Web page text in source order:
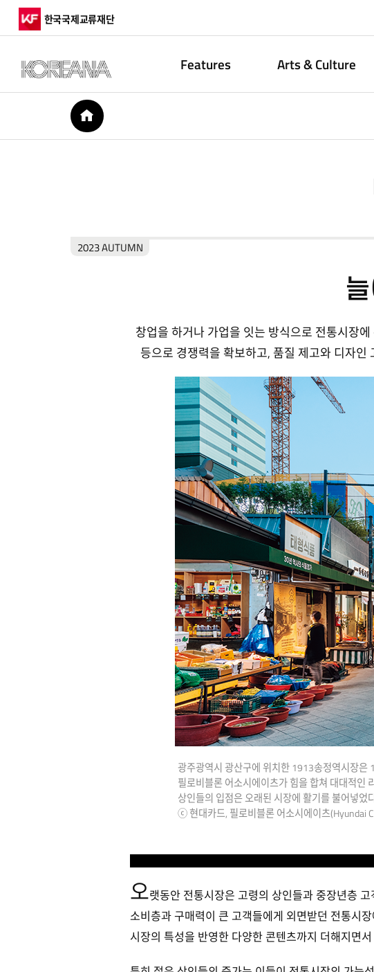
한국국제교류재단
Features Arts & Culture
HOME
2023 AUTUMN
창업을 하거나 가업을 잇는 방식으로 전통시장
등으로 경쟁력을 확보하고, 품질 제고와 디자
광주광역시 광산구에 위치한 1913송정역시장은
필로비블론 어소시에이츠가 힘을 합쳐 대대적인
상인들의 입점은 오래된 시장에 활기를 불어넣었
ⓒ 현대카드, 필로비블론 어소시에이츠(Hyundai
오랫동안 전통시장은 고령의 상인들과 중장년층
소비층과 구매력이 큰 고객들에게 외면받던 전통시
시장의 특성을 반영한 다양한 콘텐츠까지 더해지면